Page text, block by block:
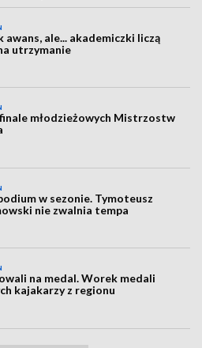
awans, ale... akademiczki liczą
utrzymanie
młodzieżowych Mistrzostw
w sezonie. Tymoteusz
nie zwalnia tempa
na medal. Worek medali
kajakarzy z regionu